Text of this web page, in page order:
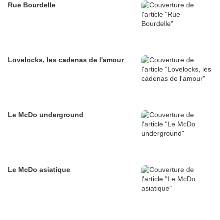
Rue Bourdelle
Lovelocks, les cadenas de l'amour
Le McDo underground
Le McDo asiatique